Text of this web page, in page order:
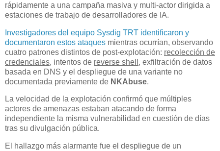
rápidamente a una campaña masiva y multi-actor dirigida a
estaciones de trabajo de desarrolladores de IA.
Investigadores del equipo Sysdig TRT identificaron y
documentaron estos ataques mientras ocurrían, observando
cuatro patrones distintos de post-explotación: recolección de
credenciales, intentos de reverse shell , exfiltración de datos
basada en DNS y el despliegue de una variante no
documentada previamente de NKAbuse.
La velocidad de la explotación confirmó que múltiples
actores de amenazas estaban atacando de forma
independiente la misma vulnerabilidad en cuestión de días
tras su divulgación pública.
El hallazgo más alarmante fue el despliegue de un